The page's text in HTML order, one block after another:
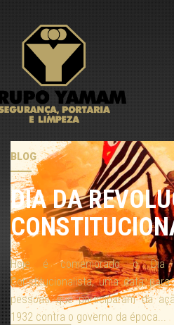
BLOG
DIA DA
Hoje é comemorado o Dia
Constitucionalista, uma data para
pessoas que participaram da
1932 contra o governo da época...